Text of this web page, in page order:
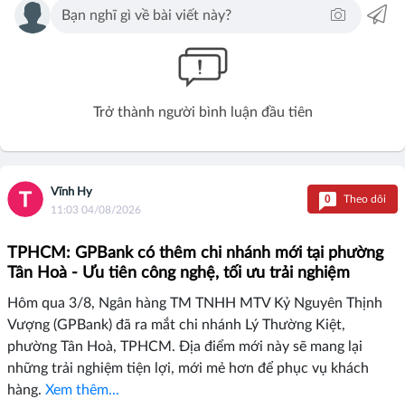
Trở thành người bình luận đầu tiên
Vĩnh Hy
11:03 04/08/2026
0 Theo dõi
TPHCM: GPBank có thêm chi nhánh mới tại phường
Tân Hoà - Ưu tiên công nghệ, tối ưu trải nghiệm
Hôm qua 3/8, Ngân hàng TM TNHH MTV Kỷ Nguyên Thịnh
Vượng (GPBank) đã ra mắt chi nhánh Lý Thường Kiệt,
phường Tân Hoà, TPHCM. Địa điểm mới này sẽ mang lại
những trải nghiệm tiện lợi, mới mẻ hơn để phục vụ khách
hàng. Xem thêm...